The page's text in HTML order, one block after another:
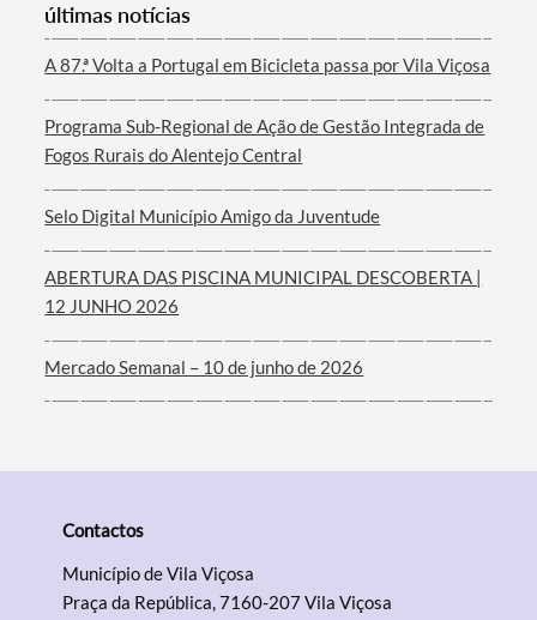
Termo de Pesquisa
Categorias gerais
Filtros
últimas notícias
A 87.ª Volta a Portugal em Bicicleta passa por Vila Viçosa
Programa Sub-Regional de Ação de Gestão Integrada de
Fogos Rurais do Alentejo Central
Selo Digital Município Amigo da Juventude
ABERTURA DAS PISCINA MUNICIPAL DESCOBERTA |
12 JUNHO 2026
Mercado Semanal – 10 de junho de 2026
Contactos
Município de Vila Viçosa
Praça da República, 7160-207 Vila Viçosa